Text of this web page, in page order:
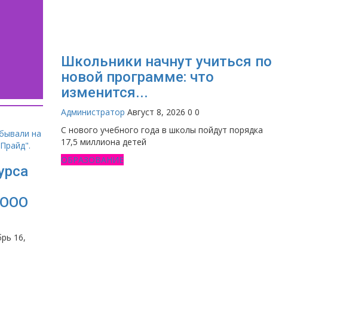
16,
Школьники начнут учиться по
новой программе: что
изменится...
Администратор Август 8, 2026 0 0
С нового учебного года в школы пойдут порядка
17,5 миллиона детей
ОБРАЗОВАНИЕ